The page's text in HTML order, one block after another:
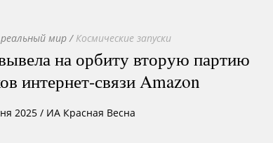
мир / Космические запуски
на орбиту вторую партию
интернет-связи Amazon
2025 / ИА Красная Весна